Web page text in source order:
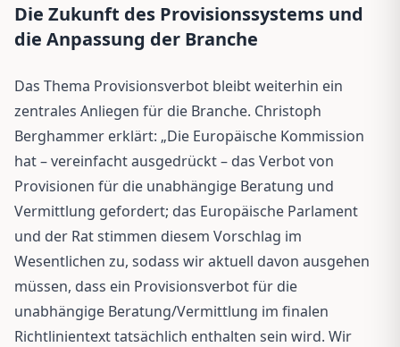
Die Zukunft des Provisionssystems und
die Anpassung der Branche
Das Thema Provisionsverbot bleibt weiterhin ein
zentrales Anliegen für die Branche. Christoph
Berghammer erklärt: „Die Europäische Kommission
hat – vereinfacht ausgedrückt – das Verbot von
Provisionen für die unabhängige Beratung und
Vermittlung gefordert; das Europäische Parlament
und der Rat stimmen diesem Vorschlag im
Wesentlichen zu, sodass wir aktuell davon ausgehen
müssen, dass ein Provisionsverbot für die
unabhängige Beratung/Vermittlung im finalen
Richtlinientext tatsächlich enthalten sein wird. Wir